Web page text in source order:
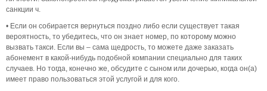
санкции ч.
• Если он собирается вернуться поздно либо если существует такая
вероятность, то убедитесь, что он знает номер, по которому можно
вызвать такси. Если вы – сама щедрость, то можете даже заказать
абонемент в какой-нибудь подобной компании специально для таких
случаев. Но тогда, конечно же, обсудите с сыном или дочерью, когда он(а)
имеет право пользоваться этой услугой и для кого.